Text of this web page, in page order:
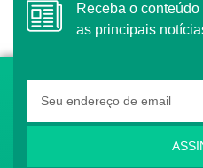
Receba o conteúdo semanal do Conass com
as principais